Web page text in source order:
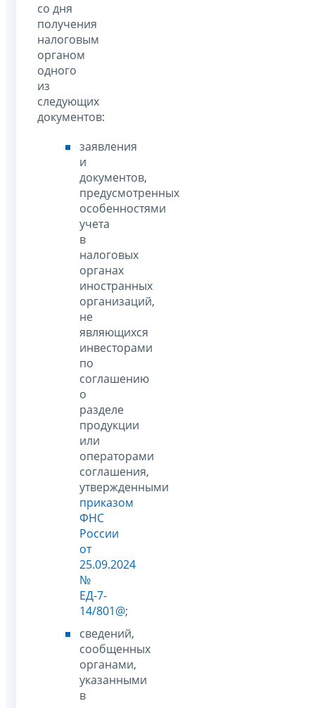
со дня
получения
налоговым
органом
одного
из
следующих
документов:
заявления
и
документов,
предусмотренных
особенностями
учета
в
налоговых
органах
иностранных
организаций,
не
являющихся
инвесторами
по
соглашению
о
разделе
продукции
или
операторами
соглашения,
утвержденными
приказом
ФНС
России
от
25.09.2024
№
ЕД-7-
14/801@;
сведений,
сообщенных
органами,
указанными
в